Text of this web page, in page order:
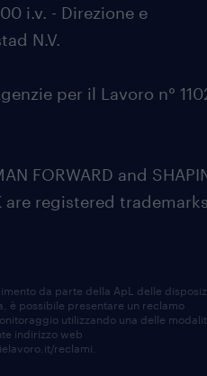
i.v. - Direzione e
N.V.
per il Lavoro n°
FORWARD and
are registered
da parte della ApL delle
è possibile presentare un reclamo
utilizzando una delle
indirizzo web
reclami